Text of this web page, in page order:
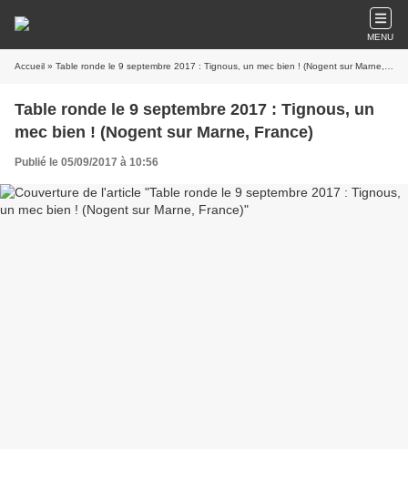
MENU
Accueil » Table ronde le 9 septembre 2017 : Tignous, un mec bien ! (Nogent sur Marne, France)
Table ronde le 9 septembre 2017 : Tignous, un
mec bien ! (Nogent sur Marne, France)
Publié le 05/09/2017 à 10:56